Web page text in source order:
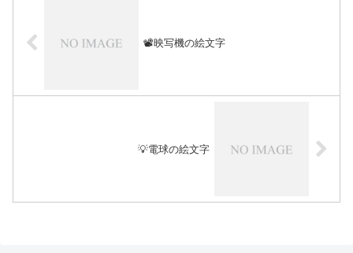
📽️映写機の絵文字
💡電球の絵文字